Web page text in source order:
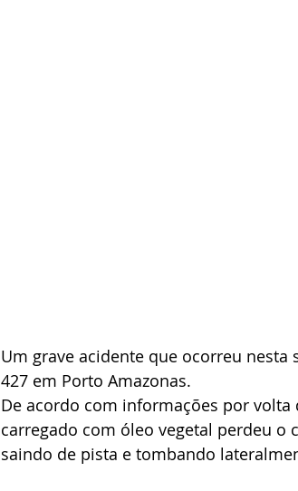
Um grave acidente que ocorreu nesta
427 em Porto Amazonas.
De acordo com informações por
carregado com óleo vegetal perdeu
saindo de pista e tombando